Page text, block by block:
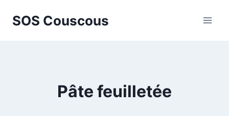
SOS Couscous
Pâte feuilletée